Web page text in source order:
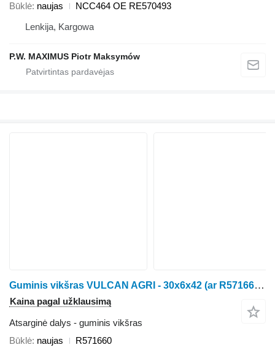
Būklė naujas
NCC464 OE RE570493
Lenkija, Kargowa
P.W. MAXIMUS Piotr Maksymów
Guminis vikšras VULCAN AGRI - 30x6x42 (ar R571660 vikšrinio traktoriaus John Deere 8RX - 8RX310 / 8RX340 / 8RX370 / 8RX410
Kaina pagal užklausimą
Atsarginė dalys - guminis vikšras
Būklė naujas R571660